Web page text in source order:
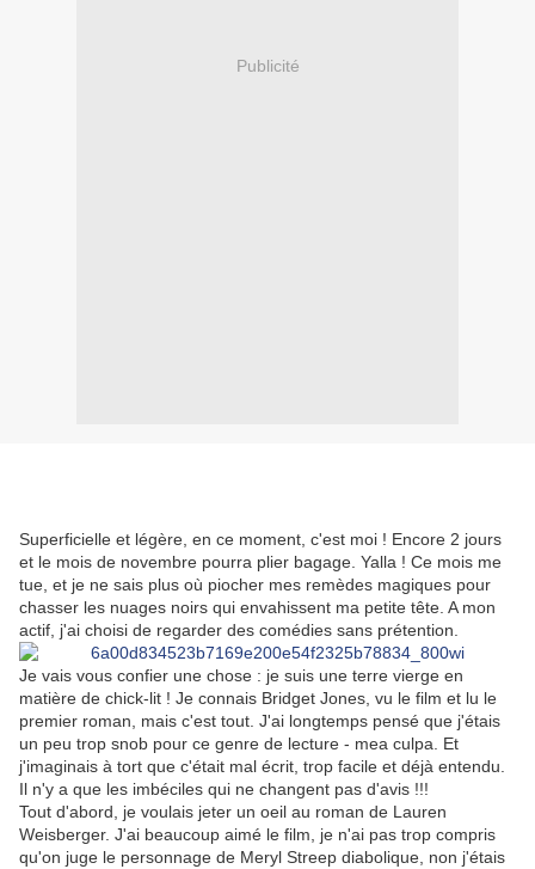
Publicité
Superficielle et légère, en ce moment, c'est moi ! Encore 2 jours
et le mois de novembre pourra plier bagage. Yalla ! Ce mois me
tue, et je ne sais plus où piocher mes remèdes magiques pour
chasser les nuages noirs qui envahissent ma petite tête. A mon
actif, j'ai choisi de regarder des comédies sans prétention.
Je vais vous confier une chose : je suis une terre vierge en
matière de chick-lit ! Je connais Bridget Jones, vu le film et lu le
premier roman, mais c'est tout. J'ai longtemps pensé que j'étais
un peu trop snob pour ce genre de lecture - mea culpa. Et
j'imaginais à tort que c'était mal écrit, trop facile et déjà entendu.
Il n'y a que les imbéciles qui ne changent pas d'avis !!!
Tout d'abord, je voulais jeter un oeil au roman de Lauren
Weisberger. J'ai beaucoup aimé le film, je n'ai pas trop compris
qu'on juge le personnage de Meryl Streep diabolique, non j'étais